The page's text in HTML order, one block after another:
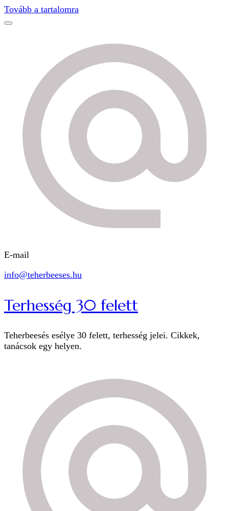
Tovább a tartalomra
E-mail
info@teherbeeses.hu
Terhesség 30 felett
Teherbeesés esélye 30 felett, terhesség jelei. Cikkek,
tanácsok egy helyen.